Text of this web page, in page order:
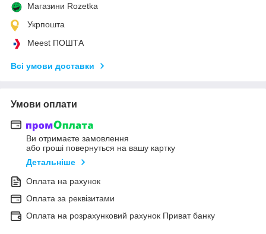
Магазини Rozetka
Укрпошта
Meest ПОШТА
Всі умови доставки
Умови оплати
Ви отримаєте замовлення
або гроші повернуться на вашу картку
Детальніше
Оплата на рахунок
Оплата за реквізитами
Оплата на розрахунковий рахунок Приват банку